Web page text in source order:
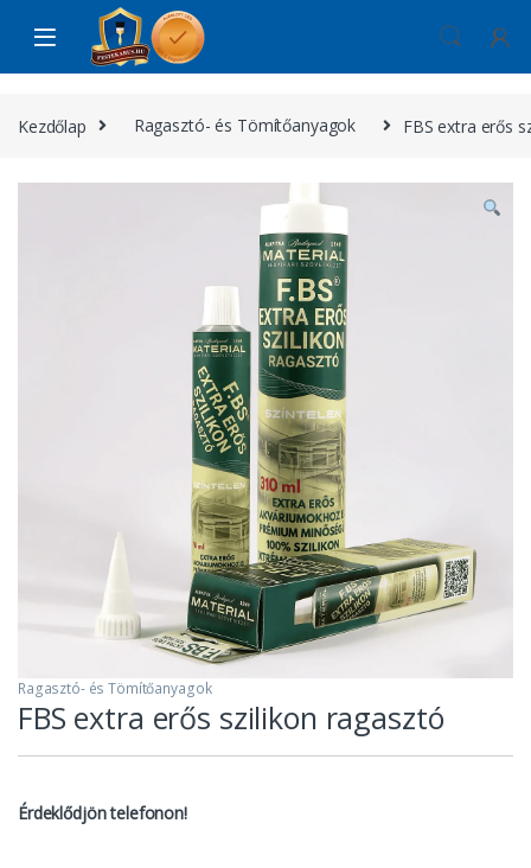
Skip to navigation
Skip to content
Kezdőlap Ragasztó- és Tömítőanyagok FBS extra erős
Ragasztó- és Tömítőanyagok
FBS extra erős szilikon ragasztó
Érdeklődjön telefonon!